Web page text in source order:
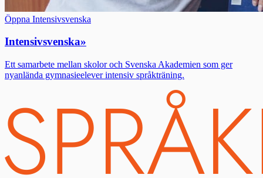
Öppna Intensivsvenska
Intensivsvenska»
Ett samarbete mellan skolor och Svenska Akademien som ger
nyanlända gymnasieelever intensiv språkträning.